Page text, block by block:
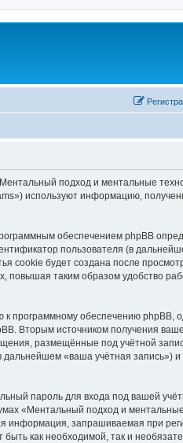
подход и ментальные
используют информацию,
обеспечением phpBB
пользователя (в
cookie будет создана после
повышая таким образом удобство
программному обеспечению phpBB,
Вторым источником получения
размещённые под учётной
«ваша учётная запись») и
пароль для входа под вашей
«Ментальный подход и ментальные
информация, запрашиваемая при
как необходимой, так и